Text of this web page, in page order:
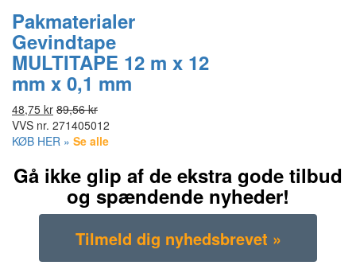
Pakmaterialer
Gevindtape
MULTITAPE 12 m x 12
mm x 0,1 mm
48,75 kr 89,56 kr
VVS nr. 271405012
KØB HER » Se alle
Gå ikke glip af de ekstra gode tilbud
og spændende nyheder!